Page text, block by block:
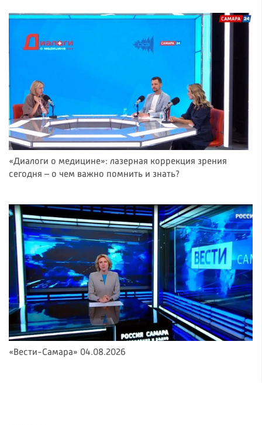
«Диалоги о медицине»: лазерная коррекция зрения
сегодня – о чем важно помнить и знать?
«Вести-Самара» 04.08.2026